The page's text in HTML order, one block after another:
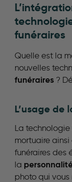
funéraires
Quelle est la
nouvelles
funéraires ?
L’usage de
La
mortuaire ainsi
funéraires des
la
photo qui